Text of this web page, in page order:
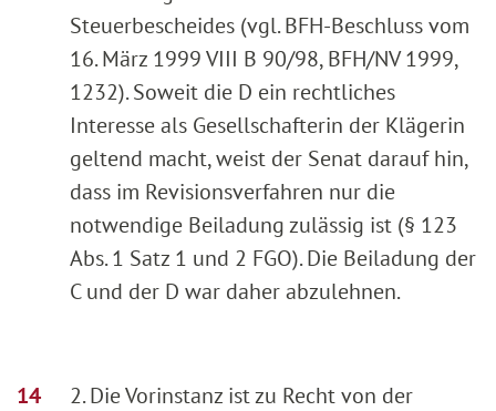
Steuerbescheides (vgl. BFH-Beschluss vom
16. März 1999 VIII B 90/98, BFH/NV 1999,
1232). Soweit die D ein rechtliches
Interesse als Gesellschafterin der Klägerin
geltend macht, weist der Senat darauf hin,
dass im Revisionsverfahren nur die
notwendige Beiladung zulässig ist (§ 123
Abs. 1 Satz 1 und 2 FGO). Die Beiladung der
C und der D war daher abzulehnen.
2. Die Vorinstanz ist zu Recht von der